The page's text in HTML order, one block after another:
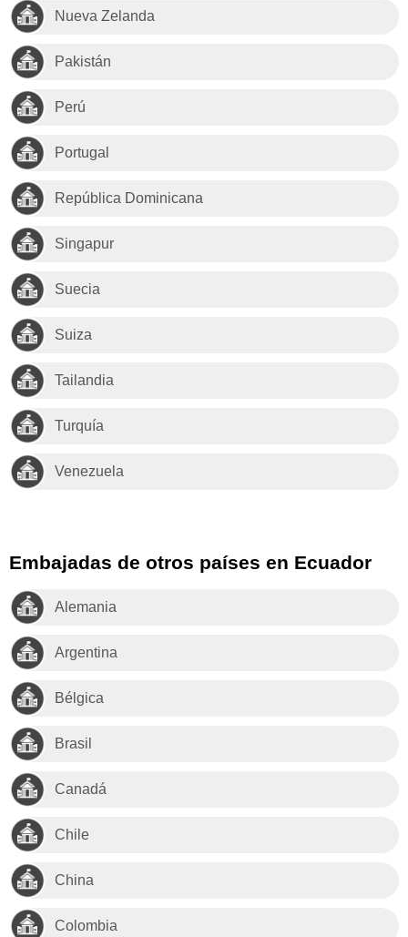
Nueva Zelanda
Pakistán
Perú
Portugal
República Dominicana
Singapur
Suecia
Suiza
Tailandia
Turquía
Venezuela
Embajadas de otros países en Ecuador
Alemania
Argentina
Bélgica
Brasil
Canadá
Chile
China
Colombia